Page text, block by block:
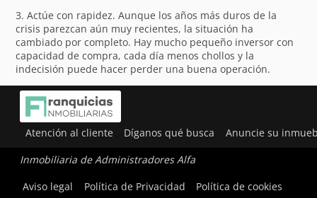
3. Actúe con rapidez. Aunque los años más duros de la
crisis parezcan aún muy recientes, la situación ha
cambiado por completo. Hay mucho pequeño inversor con
capacidad de compra, cada día menos chollos y la
indecisión puede hacer perder una buena operación.
Atención al cliente Díganos qué busca Anuncie su
Inmobiliaria de Administradores Alfa
Aviso legal
Política de Privacidad Política de cookies
Utilizamos cookies para ofrecerte la mejor experiencia en